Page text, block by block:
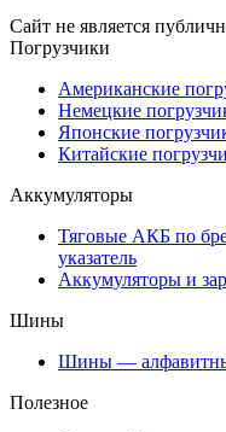
Сайт не является
Погрузчики
Американские
Немецкие
Японские
Китайские
Аккумуляторы
Тяговые АКБ по
указатель
Аккумуляторы и
Шины
Шины —
Полезное